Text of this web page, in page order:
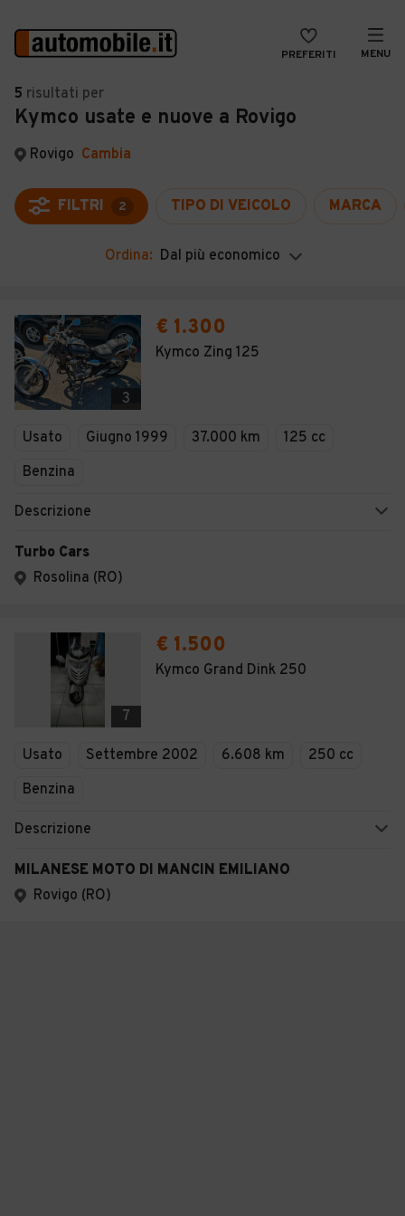
PREFERITI MENU
Auto
Auto usate
Auto Km 0
Auto Nuove
Noleggio a lungo termine
Moto
Camper
Veicoli Commerciali
VENDI
MAGAZINE
ACCEDI
5 risultati per
Kymco usate e nuove a Rovigo
Rovigo Cambia
FILTRI 2 TIPO DI VEICOLO MARCA
Ordina: Dal più economico
3
€ 1.300
Kymco Zing 125
Usato Giugno 1999 37.000 km
125 cc
Benzina
Descrizione
Turbo Cars
Rosolina (RO)
7
€ 1.500
Kymco Grand Dink 250
Usato Settembre 2002 6.608 km
250 cc
Benzina
Descrizione
MILANESE MOTO DI MANCIN EMILIANO
Rovigo (RO)